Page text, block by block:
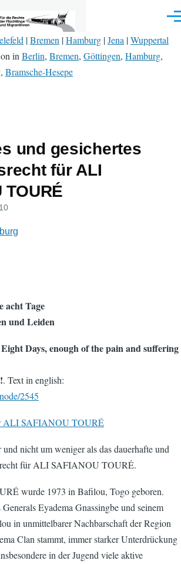
|Bremen |Hamburg |Jena |Wuppertal
in Berlin, Bremen, Göttingen, Hamburg,
, Bramsche-Hesepe
und gesichertes
für ALI
TOURÉ
acht Tage
und Leiden
Days, enough of the pain and suffering
. Text in english:
2545
nicht um weniger als das dauerhafte und
für ALI SAFIANOU TOURÉ.
wurde 1973 in Bafilou, Togo geboren.
Eyadema Gnassingbe und seinem
in unmittelbarer Nachbarschaft der Region
Clan stammt, immer starker Unterdrückung
in der Jugend viele aktive